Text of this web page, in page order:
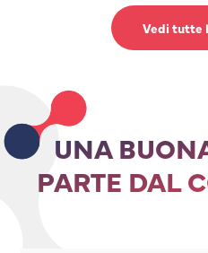
Vedi tutte
UNA
PARTE DAL